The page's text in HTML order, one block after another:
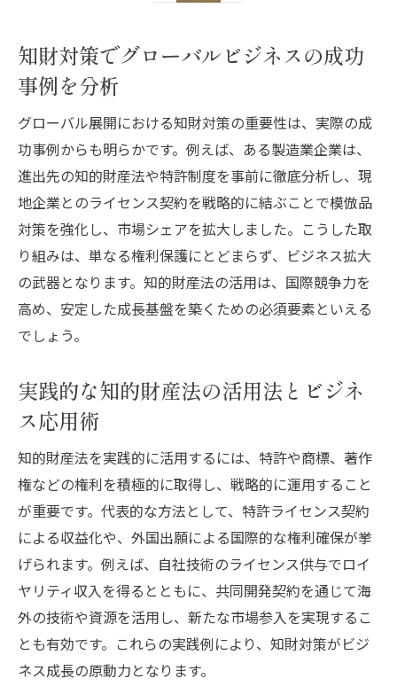
識
今注目の知財法がグローバルビジネスを変える
る理由
グローバル展開と最新知財対策の動向を解
説
知的財産法改正がビジネスに与える影響と
対応
知財対策の進化で変わるグローバルビジネ
ス
は
知財対策でグローバルビジネスの成功
事例を分析
グローバル展開における知財対策の重要性は、実際の成
功事例からも明らかです。例えば、ある製造業企業は、
進出先の知的財産法や特許制度を事前に徹底分析し、現
地企業とのライセンス契約を戦略的に結ぶことで模倣品
対策を強化し、市場シェアを拡大しました。こうした取
り組みは、単なる権利保護にとどまらず、ビジネス拡大
の武器となります。知的財産法の活用は、国際競争力を
高め、安定した成長基盤を築くための必須要素といえる
でしょう。
実践的な知的財産法の活用法とビジネ
ス応用術
知的財産法を実践的に活用するには、特許や商標、著作
権などの権利を積極的に取得し、戦略的に運用すること
が重要です。代表的な方法として、特許ライセンス契約
による収益化や、外国出願による国際的な権利確保が挙
げられます。例えば、自社技術のライセンス供与でロイ
ヤリティ収入を得るとともに、共同開発契約を通じて海
外の技術や資源を活用し、新たな市場参入を実現するこ
とも有効です。これらの実践例により、知財対策がビジ
ネス成長の原動力となります。